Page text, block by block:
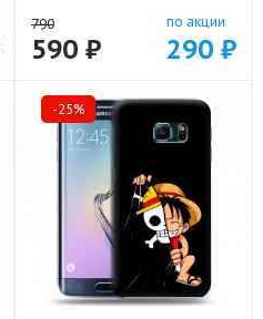
790
590 ₽
по акции
290 ₽
-25%